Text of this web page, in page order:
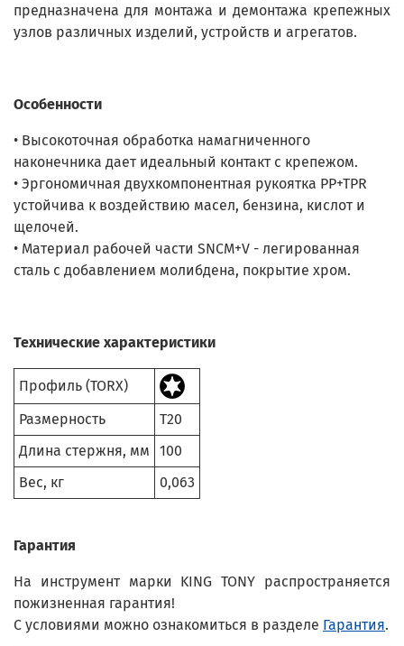
предназначена для монтажа и демонтажа крепежных
узлов различных изделий, устройств и агрегатов.
Особенности
• Высокоточная обработка намагниченного
наконечника дает идеальный контакт с крепежом.
• Эргономичная двухкомпонентная рукоятка PP+TPR
устойчива к воздействию масел, бензина, кислот и
щелочей.
• Материал рабочей части SNCM+V - легированная
сталь с добавлением молибдена, покрытие хром.
Технические характеристики
Профиль (TORX)
Размерность
T20
Длина стержня, мм
100
Вес, кг
0,063
Гарантия
На инструмент марки KING TONY распространяется
пожизненная гарантия!
С условиями можно ознакомиться в разделе Гарантия.